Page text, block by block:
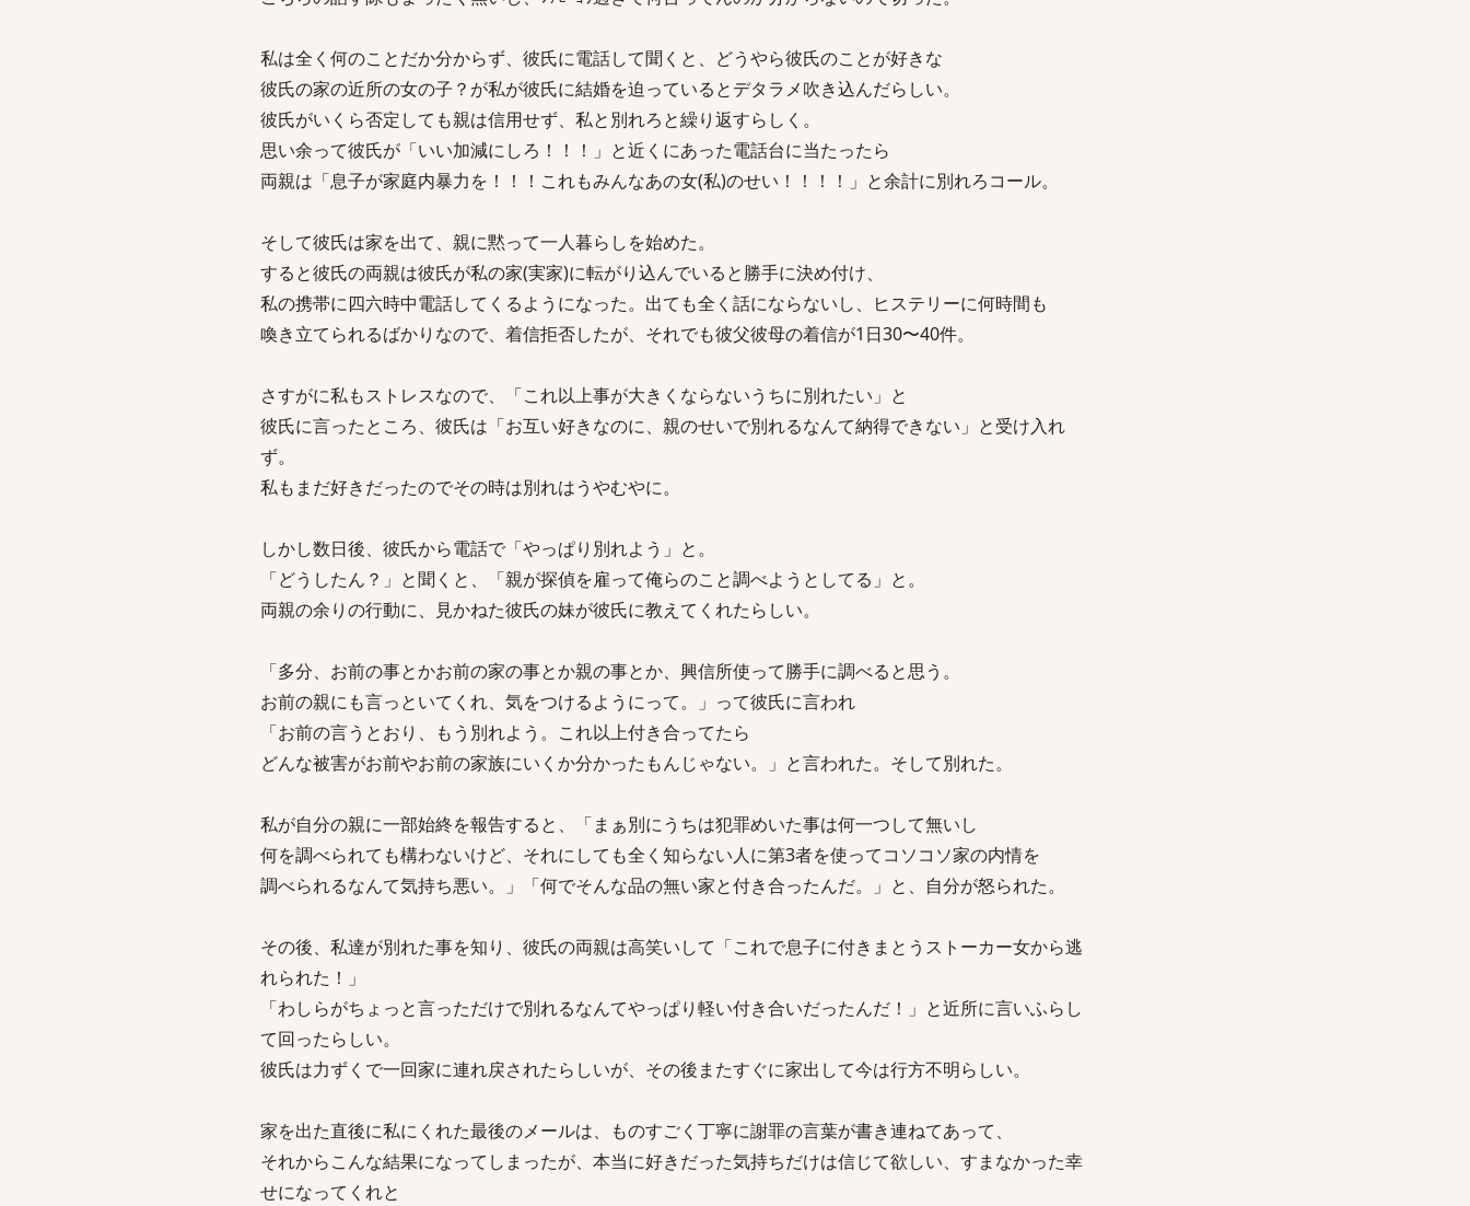
私は全く何のことだか分からず、彼氏に電話して聞くと、どうやら彼氏のことが好きな
彼氏の家の近所の女の子？が私が彼氏に結婚を迫っているとデタラメ吹き込んだらしい。
彼氏がいくら否定しても親は信用せず、私と別れろと繰り返すらしく。
思い余って彼氏が「いい加減にしろ！！！」と近くにあった電話台に当たったら
両親は「息子が家庭内暴力を！！！これもみんなあの女(私)のせい！！！！」と余計に別れろコール。
そして彼氏は家を出て、親に黙って一人暮らしを始めた。
すると彼氏の両親は彼氏が私の家(実家)に転がり込んでいると勝手に決め付け、
私の携帯に四六時中電話してくるようになった。出ても全く話にならないし、ヒステリーに何時間も
喚き立てられるばかりなので、着信拒否したが、それでも彼父彼母の着信が1日30〜40件。
さすがに私もストレスなので、「これ以上事が大きくならないうちに別れたい」と
彼氏に言ったところ、彼氏は「お互い好きなのに、親のせいで別れるなんて納得できない」と受け入れ
ず。
私もまだ好きだったのでその時は別れはうやむやに。
しかし数日後、彼氏から電話で「やっぱり別れよう」と。
「どうしたん？」と聞くと、「親が探偵を雇って俺らのこと調べようとしてる」と。
両親の余りの行動に、見かねた彼氏の妹が彼氏に教えてくれたらしい。
「多分、お前の事とかお前の家の事とか親の事とか、興信所使って勝手に調べると思う。
お前の親にも言っといてくれ、気をつけるようにって。」って彼氏に言われ
「お前の言うとおり、もう別れよう。これ以上付き合ってたら
どんな被害がお前やお前の家族にいくか分かったもんじゃない。」と言われた。そして別れた。
私が自分の親に一部始終を報告すると、「まぁ別にうちは犯罪めいた事は何一つして無いし
何を調べられても構わないけど、それにしても全く知らない人に第3者を使ってコソコソ家の内情を
調べられるなんて気持ち悪い。」「何でそんな品の無い家と付き合ったんだ。」と、自分が怒られた。
その後、私達が別れた事を知り、彼氏の両親は高笑いして「これで息子に付きまとうストーカー女から逃
れられた！」
「わしらがちょっと言っただけで別れるなんてやっぱり軽い付き合いだったんだ！」と近所に言いふらし
て回ったらしい。
彼氏は力ずくで一回家に連れ戻されたらしいが、その後またすぐに家出して今は行方不明らしい。
家を出た直後に私にくれた最後のメールは、ものすごく丁寧に謝罪の言葉が書き連ねてあって、
それからこんな結果になってしまったが、本当に好きだった気持ちだけは信じて欲しい、すまなかった幸
せになってくれと